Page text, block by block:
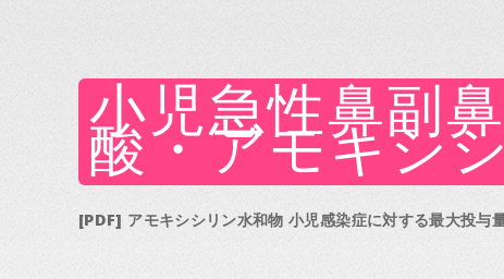
小児急性鼻副
酸・アモキシ
[PDF] アモキシシリン水和物 小児感染症に対する最大投与